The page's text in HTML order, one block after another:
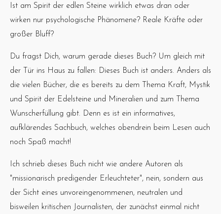
Ist am Spirit der edlen Steine wirklich etwas dran oder
wirken nur psychologische Phänomene? Reale Kräfte oder
großer Bluff?
Du fragst Dich, warum gerade dieses Buch? Um gleich mit
der Tür ins Haus zu fallen: Dieses Buch ist anders. Anders als
die vielen Bücher, die es bereits zu dem Thema Kraft, Mystik
und Spirit der Edelsteine und Mineralien und zum Thema
Wunscherfüllung gibt. Denn es ist ein informatives,
aufklärendes Sachbuch, welches obendrein beim Lesen auch
noch Spaß macht!
Ich schrieb dieses Buch nicht wie andere Autoren als
"missionarisch predigender Erleuchteter", nein, sondern aus
der Sicht eines unvoreingenommenen, neutralen und
bisweilen kritischen Journalisten, der zunächst einmal nicht